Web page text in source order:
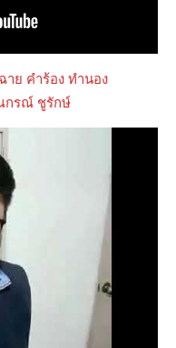
าย คำร้อง ทำนอง
ณกรณ์ ชูรักษ์